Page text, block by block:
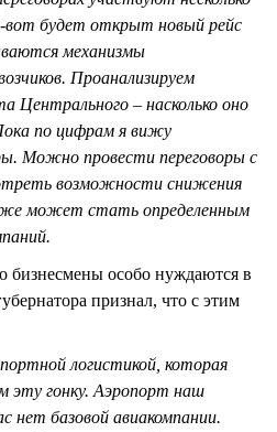
вот будет открыт новый рейс
механизмы
Проанализируем
Центрального – насколько оно
по цифрам я вижу
Можно провести переговоры с
возможности снижения
может стать определенным
особо нуждаются в
признал, что с этим
логистикой, которая
эту гонку. Аэропорт наш
нет базовой авиакомпании.